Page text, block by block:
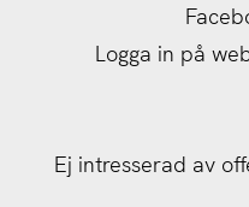
Ej intresserad av
Logga in på